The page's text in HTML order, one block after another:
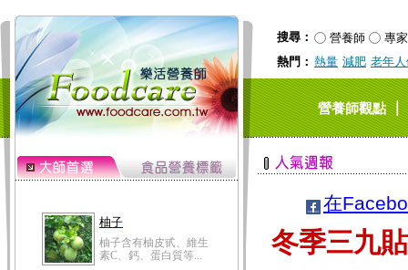
搜尋： 營養師
專家
熱門： 熱量 減肥 老年
營養師觀點｜
柚子
柚子含有柚皮甙、維生
素C、鈣、蛋白質等...
在
冬季三九